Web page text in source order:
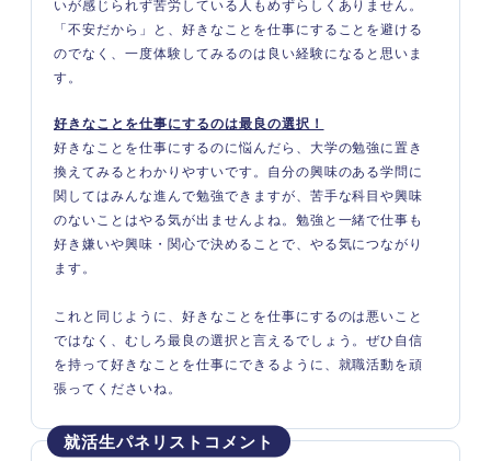
いが感じられず苦労している人もめずらしくありません。
「不安だから」と、好きなことを仕事にすることを避ける
のでなく、一度体験してみるのは良い経験になると思いま
す。
好きなことを仕事にするのは最良の選択！
好きなことを仕事にするのに悩んだら、大学の勉強に置き
換えてみるとわかりやすいです。自分の興味のある学問に
関してはみんな進んで勉強できますが、苦手な科目や興味
のないことはやる気が出ませんよね。勉強と一緒で仕事も
好き嫌いや興味・関心で決めることで、やる気につながり
ます。
これと同じように、好きなことを仕事にするのは悪いこと
ではなく、むしろ最良の選択と言えるでしょう。ぜひ自信
を持って好きなことを仕事にできるように、就職活動を頑
張ってくださいね。